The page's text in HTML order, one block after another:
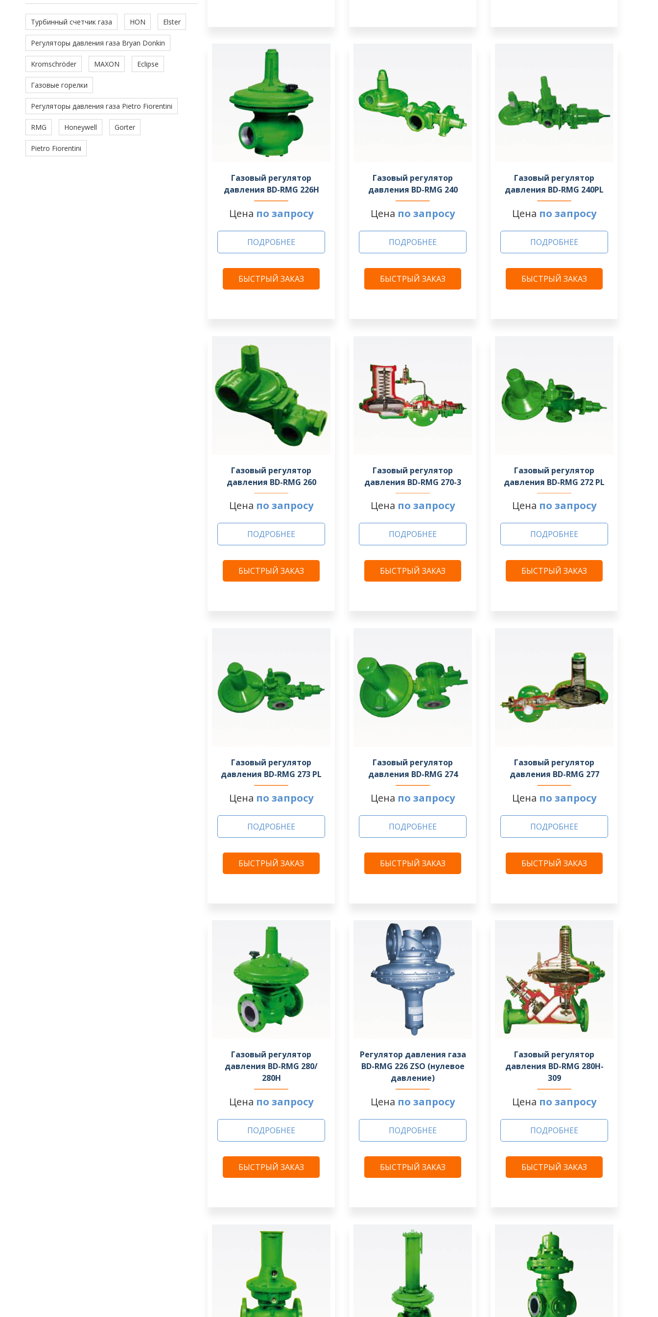
Турбинный счетчик газа HON Elster
Регуляторы давления газа Bryan Donkin
Kromschröder MAXON Eclipse
Газовые горелки
Регуляторы давления газа Pietro Fiorentini
RMG Honeywell Gorter
Pietro Fiorentini
Газовый регулятор
давления BD-RMG 226H
Цена по запросу
ПОДРОБНЕЕ
БЫСТРЫЙ ЗАКАЗ
Газовый регулятор
давления BD-RMG 240
Цена по запросу
ПОДРОБНЕЕ
БЫСТРЫЙ ЗАКАЗ
Газовый регулятор
давления BD-RMG 240PL
Цена по запросу
ПОДРОБНЕЕ
БЫСТРЫЙ ЗАКАЗ
Газовый регулятор
давления BD-RMG 260
Цена по запросу
ПОДРОБНЕЕ
БЫСТРЫЙ ЗАКАЗ
Газовый регулятор
давления BD-RMG 270-3
Цена по запросу
ПОДРОБНЕЕ
БЫСТРЫЙ ЗАКАЗ
Газовый регулятор
давления BD-RMG 272 PL
Цена по запросу
ПОДРОБНЕЕ
БЫСТРЫЙ ЗАКАЗ
Газовый регулятор
давления BD-RMG 273 PL
Цена по запросу
ПОДРОБНЕЕ
БЫСТРЫЙ ЗАКАЗ
Газовый регулятор
давления BD-RMG 274
Цена по запросу
ПОДРОБНЕЕ
БЫСТРЫЙ ЗАКАЗ
Газовый регулятор
давления BD-RMG 277
Цена по запросу
ПОДРОБНЕЕ
БЫСТРЫЙ ЗАКАЗ
Газовый регулятор
давления BD-RMG 280/
280H
Цена по запросу
ПОДРОБНЕЕ
БЫСТРЫЙ ЗАКАЗ
Регулятор давления газа
BD-RMG 226 ZSO (нулевое
давление)
Цена по запросу
ПОДРОБНЕЕ
БЫСТРЫЙ ЗАКАЗ
Газовый регулятор
давления BD-RMG 280H-
309
Цена по запросу
ПОДРОБНЕЕ
БЫСТРЫЙ ЗАКАЗ